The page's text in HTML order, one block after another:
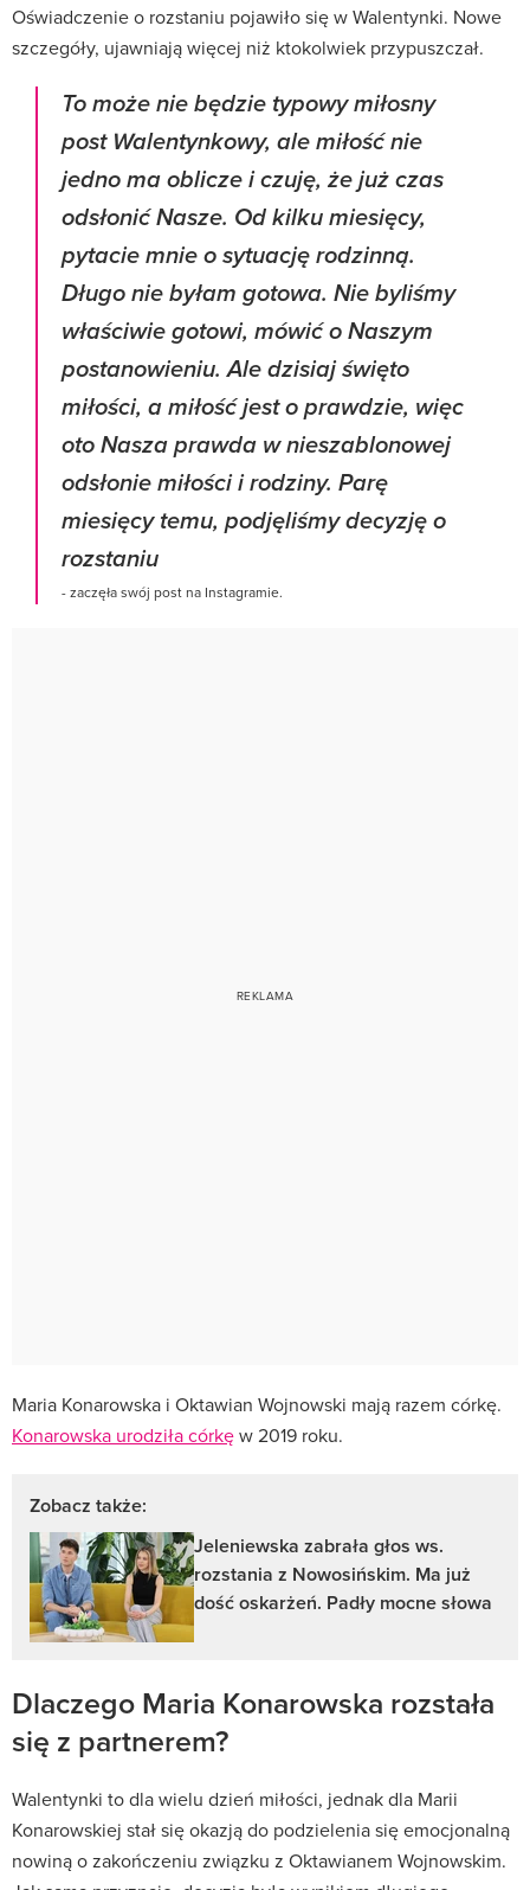
Oświadczenie o rozstaniu pojawiło się w Walentynki. Nowe
szczegóły, ujawniają więcej niż ktokolwiek przypuszczał.
To może nie będzie typowy miłosny
post Walentynkowy, ale miłość nie
jedno ma oblicze i czuję, że już czas
odsłonić Nasze. Od kilku miesięcy,
pytacie mnie o sytuację rodzinną.
Długo nie byłam gotowa. Nie byliśmy
właściwie gotowi, mówić o Naszym
postanowieniu. Ale dzisiaj święto
miłości, a miłość jest o prawdzie, więc
oto Nasza prawda w nieszablonowej
odsłonie miłości i rodziny. Parę
miesięcy temu, podjęliśmy decyzję o
rozstaniu
- zaczęła swój post na Instagramie.
Maria Konarowska i Oktawian Wojnowski mają razem córkę.
Konarowska urodziła córkęw 2019 roku.
Zobacz także:
Jeleniewska zabrała głos ws.
rozstania z Nowosińskim. Ma już
dość oskarżeń. Padły mocne słowa
Dlaczego Maria Konarowska rozstała
się z partnerem?
Walentynki to dla wielu dzień miłości, jednak dla Marii
Konarowskiej stał się okazją do podzielenia się emocjonalną
nowiną o zakończeniu związku z Oktawianem Wojnowskim.